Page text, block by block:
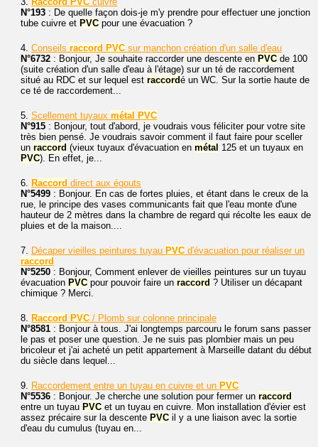
N°193 : De quelle façon dois-je m'y prendre pour effectuer une jonction
tube cuivre et PVC pour une évacuation ?
4. Conseils raccord PVC sur manchon création d'un salle d'eau
N°6732 : Bonjour, Je souhaite raccorder une descente en PVC de 100
(suite création d'un salle d'eau à l'étage) sur un té de raccordement
situé au RDC et sur lequel est raccordé un WC. Sur la sortie haute de
ce té de raccordement...
5. Scellement tuyaux métal PVC
N°915 : Bonjour, tout d'abord, je voudrais vous féliciter pour votre site
très bien pensé. Je voudrais savoir comment il faut faire pour sceller
un raccord (vieux tuyaux d'évacuation en métal 125 et un tuyaux en
PVC). En effet, je...
6. Raccord direct aux égouts
N°5499 : Bonjour. En cas de fortes pluies, et étant dans le creux de la
rue, le principe des vases communicants fait que l'eau monte d'une
hauteur de 2 mètres dans la chambre de regard qui récolte les eaux de
pluies et de la maison....
7. Décaper vieilles peintures tuyau PVC d'évacuation pour réaliser un
raccord
N°5250 : Bonjour, Comment enlever de vieilles peintures sur un tuyau
évacuation PVC pour pouvoir faire un raccord ? Utiliser un décapant
chimique ? Merci.
8. Raccord PVC / Plomb sur colonne principale
N°8581 : Bonjour à tous. J'ai longtemps parcouru le forum sans passer
le pas et poser une question. Je ne suis pas plombier mais un peu
bricoleur et j'ai acheté un petit appartement à Marseille datant du début
du siècle dans lequel...
9. Raccordement entre un tuyau en cuivre et un PVC
N°5536 : Bonjour. Je cherche une solution pour fermer un raccord
entre un tuyau PVC et un tuyau en cuivre. Mon installation d'évier est
assez précaire sur la descente PVC il y a une liaison avec la sortie
d'eau du cumulus (tuyau en...